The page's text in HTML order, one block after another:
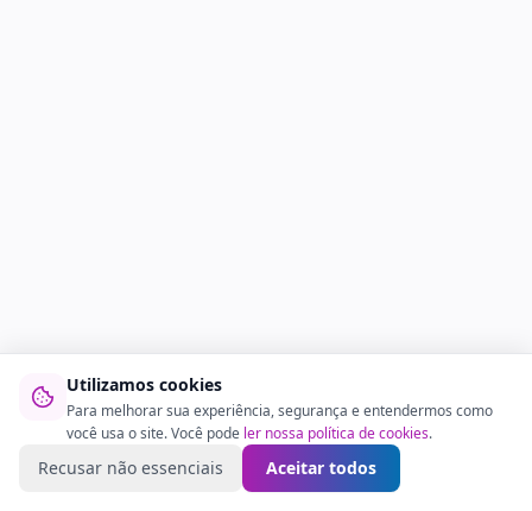
Utilizamos cookies
Para melhorar sua experiência, segurança e entendermos como
você usa o site. Você pode ler nossa política de cookies.
Recusar não essenciais Aceitar todos